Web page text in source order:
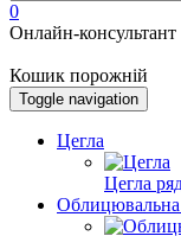
0
Онлайн-консультант
Кошик порожній
Toggle navigation
Цегла
Цегла
Облицювальна